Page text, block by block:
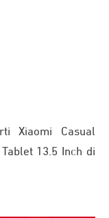
Xiaomi Casual
13.5 Inch di